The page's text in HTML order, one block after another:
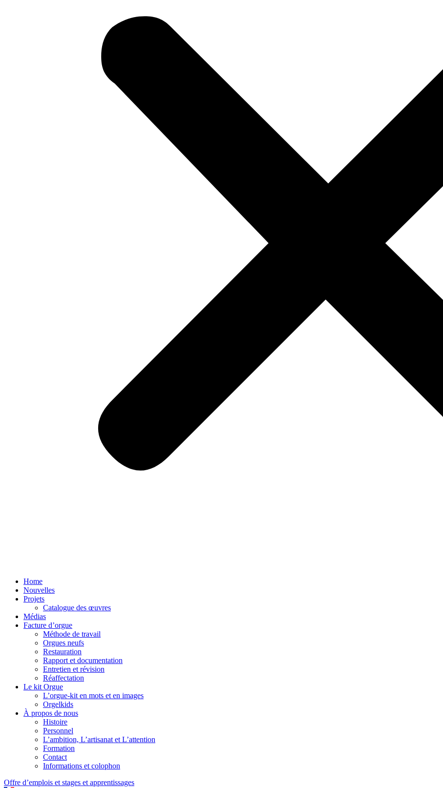
Home
Nouvelles
Projets
Catalogue des œuvres
Médias
Facture d’orgue
Méthode de travail
Orgues neufs
Restauration
Rapport et documentation
Entretien et révision
Réaffectation
Le kit Orgue
L’orgue-kit en mots et en images
Orgelkids
À propos de nous
Histoire
Personnel
L’ambition, L’artisanat et L’attention
Formation
Contact
Informations et colophon
Offre d’emplois et stages et apprentissages